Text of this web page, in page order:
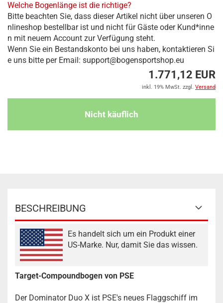
Welche Bogenlänge ist die richtige?
Bitte beachten Sie, dass dieser Artikel nicht über unseren O
nlineshop bestellbar ist und nicht für Gäste oder Kund*inne
n mit neuem Account zur Verfügung steht.
Wenn Sie ein Bestandskonto bei uns haben, kontaktieren Si
e uns bitte per Email: support@bogensportshop.eu
1.771,12 EUR
inkl. 19% MwSt. zzgl. Versand
BESCHREIBUNG
Es handelt sich um ein Produkt einer
US-Marke. Nur, damit Sie das wissen.
Target-Compoundbogen von PSE
Der Dominator Duo X ist PSE's neues Flaggschiff im